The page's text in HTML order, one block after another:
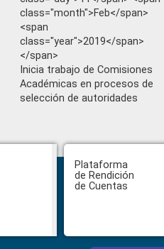
class="month">Feb</span>
<span
class="year">2019</span>
</span>
Inicia trabajo de Comisiones
Académicas en procesos de
selección de autoridades
Plataforma
de Rendición
de Cuentas